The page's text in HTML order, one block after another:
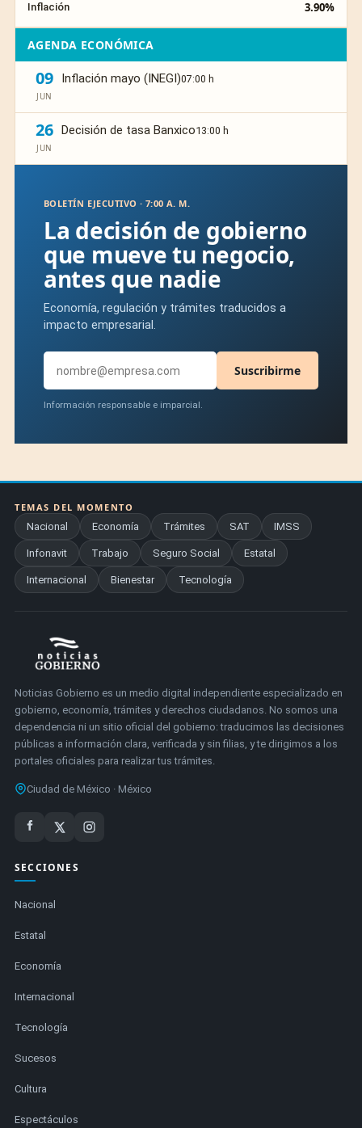
Inflación 3.90%
AGENDA ECONÓMICA
09
JUN
Inflación mayo (INEGI)07:00 h
26
JUN
Decisión de tasa Banxico13:00 h
BOLETÍN EJECUTIVO · 7:00 A. M.
La decisión de gobierno
que mueve tu negocio,
antes que nadie
Economía, regulación y trámites traducidos a
impacto empresarial.
Suscribirme
Información responsable e imparcial.
TEMAS DEL MOMENTO
Nacional
Economía Trámites SAT IMSS
Infonavit Trabajo Seguro Social Estatal
Internacional Bienestar Tecnología
Noticias Gobierno es un medio digital independiente especializado en
gobierno, economía, trámites y derechos ciudadanos. No somos una
dependencia ni un sitio oficial del gobierno: traducimos las decisiones
públicas a información clara, verificada y sin filias, y te dirigimos a los
portales oficiales para realizar tus trámites.
Ciudad de México · México
SECCIONES
Nacional
Estatal
Economía
Internacional
Tecnología
Sucesos
Cultura
Espectáculos